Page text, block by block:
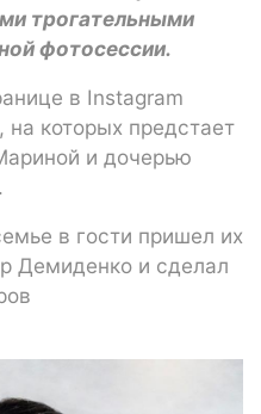
трогательными
фотосессии.
в Instagram
которых предстает
и дочерью
.
в гости пришел их
Демиденко и сделал